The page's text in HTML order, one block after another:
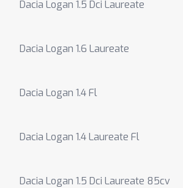
Dacia Logan 1.5 Dci Laureate
Dacia Logan 1.6 Laureate
Dacia Logan 1.4 Fl
Dacia Logan 1.4 Laureate Fl
Dacia Logan 1.5 Dci Laureate 85cv